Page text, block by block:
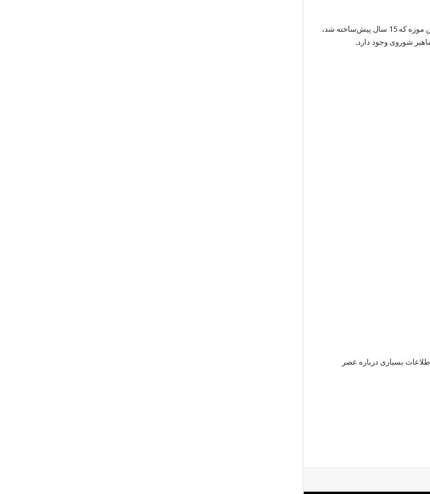
موزه دماغه تارخانکوت، بزرگ‌ترین جاذبه توریستی کریمه محسوب می‌شود. در این موزه که 15 سال پیش‌ساخته شد،
شوروی وجود دارد.
اطلاعات بسیاری درباره عصر